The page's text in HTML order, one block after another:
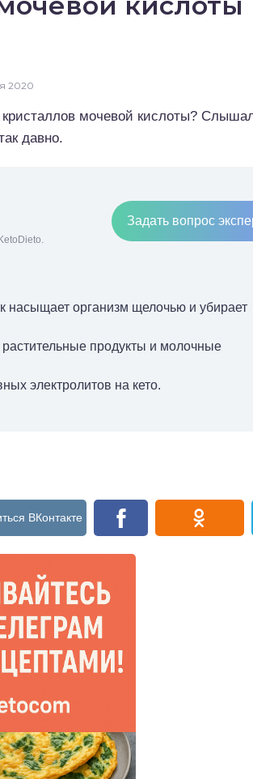
2020
мочевой кислоты?
давно.
Задать вопрос
насыщает организм щелочью и убирает
продукты и молочные
электролитов на кето.